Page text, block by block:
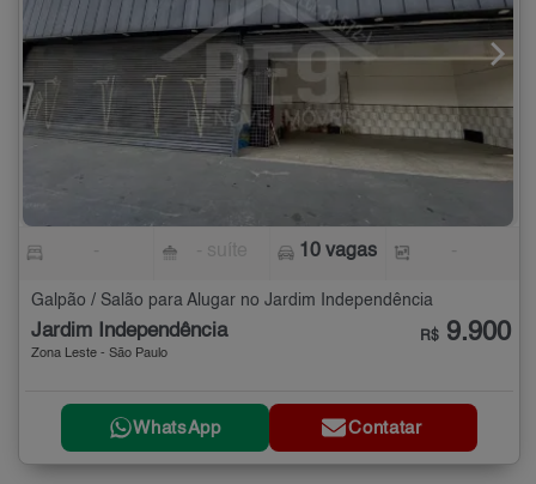
10 vagas
Galpão / Salão para Alugar no Jardim Independência
Jardim Independência
Zona Leste - São Paulo
R$ 9.900
WhatsApp Contatar